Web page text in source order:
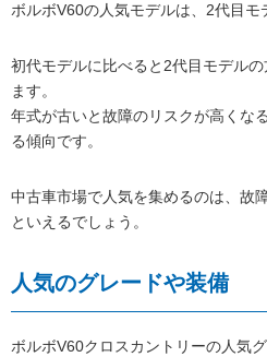
ボルボV60の人気モデルは、2代目モ
初代モデルに比べると2代目モデル
ます。
年式が古いと故障のリスクが高くな
る傾向です。
中古車市場で人気を集めるのは、故
といえるでしょう。
人気のグレードや装備
ボルボV60クロスカントリーの人気